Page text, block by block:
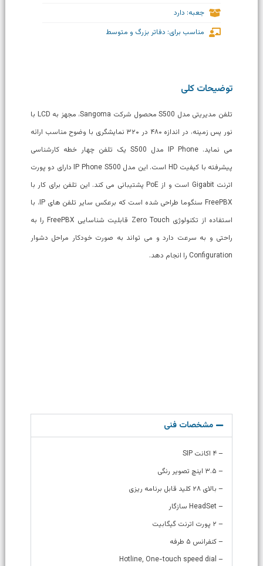
جعبه: دارد
مناسب برای: دفاتر بزرگ و متوسط
توضیحات کلی
تلفن مدیریتی مدل S500 محصول شرکت Sangoma، مجهز به LCD با
نور پس زمینه، در اندازه ۴۸۰ در ۳۲۰ نمایشگری با وضوح مناسب ارائه
می نماید. IP Phone مدل S500 یک تلفن چهار خطه کارشناسی
پیشرفته با کیفیت HD است. این مدل IP Phone S500 دارای دو پورت
اترنت Gigabit است و از PoE پشتیبانی می کند. این تلفن برای کار با
FreePBX سنگوما طراحی شده است که برعکس سایر تلفن های IP، با
استفاده از تکنولوژی Zero Touch قابلیت شناسایی FreePBX را به
راحتی و به سرعت دارد و می تواند به صورت خودکار مراحل دشوار
Configuration را انجام دهد.
مشخصات فنی
– ۴ اکانت SIP
– ۳.۵ اینچ تصویر رنگی
– بالای ۲۸ کلید قابل برنامه ریزی
– HeadSet سازگار
– ۲ پورت اترنت گیگابیت
– کنفرانس ۵ طرفه
– Hotline, One-touch speed dial